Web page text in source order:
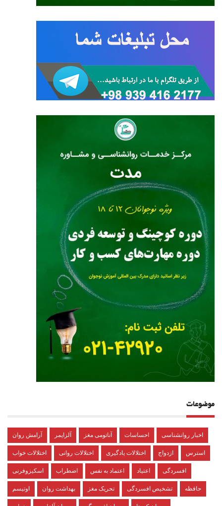
موضوعات
آرامش روان آلزایمر آناتومی مغز احساسات اخبار روانشناسی
اختلالات خواب اختلالات روانی اختلالات یادگیری ازدواج استرس
اسکیزوفرنی اضطراب اعتماد به نفس اعتیاد افسردگی
اوتیسم بهداشت روان تحریک مغز تشخیص افسردگی حافظه